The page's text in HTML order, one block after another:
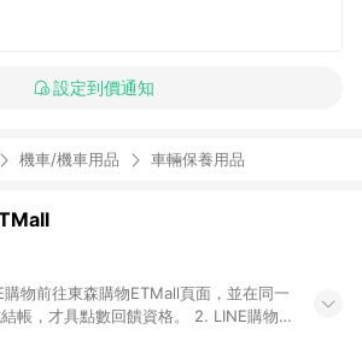
設定到價通知
機車/機車用品 車輛保養用品
物前往東森購物ETMall頁面，並在同一
帳，才具點數回饋資格。 2. LINE購物